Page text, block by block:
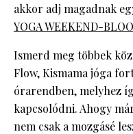
akkor adj magadnak
YOGA WEEKEND-
Ismerd meg többek
Flow, Kismama jóga
órarendben, melyhez
kapcsolódni. Ahogy
nem csak a mozgásé